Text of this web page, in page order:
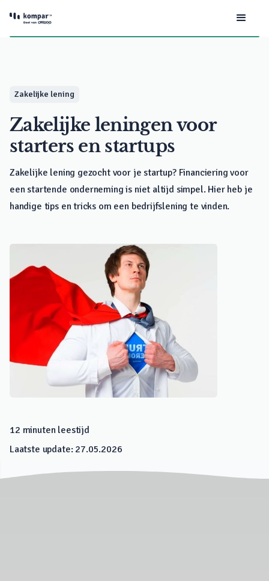
Zakelijke lening
Zakelijke leningen voor
starters en startups
Zakelijke lening gezocht voor je startup? Financiering voor
een startende onderneming is niet altijd simpel. Hier heb je
handige tips en tricks om een bedrijfslening te vinden.
12 minuten leestijd
Laatste update: 27.05.2026